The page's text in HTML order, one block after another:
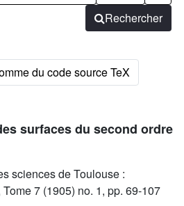
Rechercher
surfaces du second ordre
sciences de Toulouse :
7 (1905) no. 1, pp. 69-107